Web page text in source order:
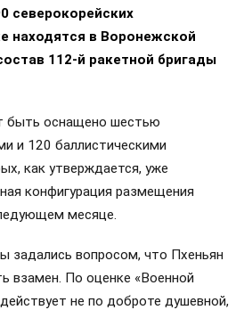
северокорейских
находятся в Воронежской
112-й ракетной бригады
быть оснащено шестью
и 120 баллистическими
как утверждается, уже
конфигурация размещения
месяце.
задались вопросом, что Пхеньян
взамен. По оценке «Военной
не по доброте душевной,